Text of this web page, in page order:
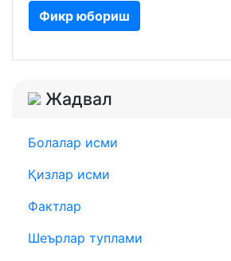
Фикр юбориш
Жадвал
Болалар исми
Қизлар исми
Фактлар
Шеърлар туплами